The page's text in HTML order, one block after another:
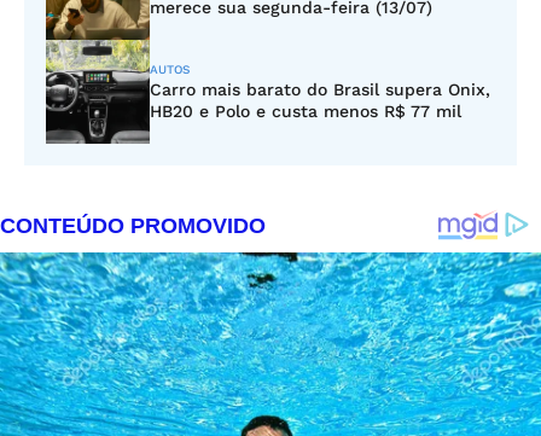
merece sua segunda-feira (13/07)
AUTOS
Carro mais barato do Brasil supera Onix,
HB20 e Polo e custa menos R$ 77 mil